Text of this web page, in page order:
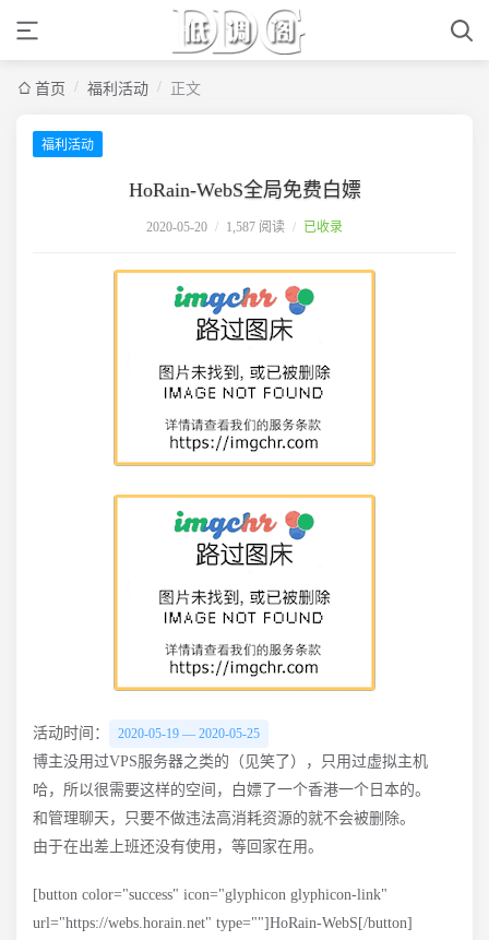
首页 / 福利活动 / 正文
福利活动
HoRain-WebS全局免费白嫖
2020-05-20 / 1,587 阅读 / 已收录
活动时间： 2020-05-19 — 2020-05-25
博主没用过VPS服务器之类的（见笑了），只用过虚拟主机
哈，所以很需要这样的空间，白嫖了一个香港一个日本的。
和管理聊天，只要不做违法高消耗资源的就不会被删除。
由于在出差上班还没有使用，等回家在用。
[button color="success" icon="glyphicon glyphicon-link"
url="https://webs.horain.net" type=""]HoRain-WebS[/button]